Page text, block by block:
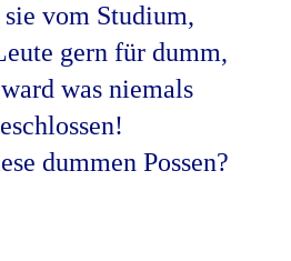
vom Studium,
gern für dumm,
was niemals
dummen Possen?